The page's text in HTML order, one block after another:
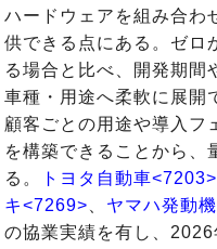
ハードウェアを組み合わ
供できる点にある。ゼロ
る場合と比べ、開発期間
車種・用途へ柔軟に展開
顧客ごとの用途や導入フ
を構築できることから、
る。
トヨタ自動車<7203>
キ<7269>
ヤマハ発動
の協業実績を有し、